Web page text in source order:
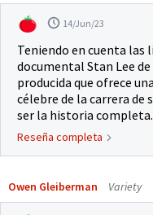
14/Jun/23
Teniendo en cuenta las
documental Stan Lee
producida que ofrece
célebre de la carrera de
ser la historia completa.
Reseña completa
Owen Gleiberman Variety